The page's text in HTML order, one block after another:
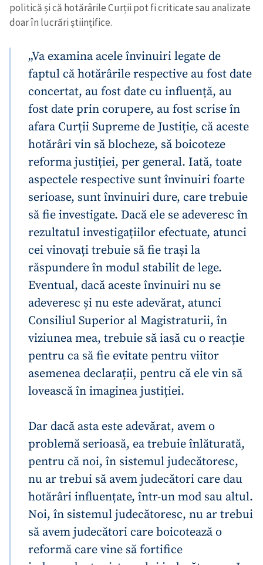
politică și că hotărârile Curții pot fi criticate sau analizate
doar în lucrări științifice.
„Va examina acele învinuiri legate de
faptul că hotărârile respective au fost date
concertat, au fost date cu influență, au
fost date prin corupere, au fost scrise în
afara Curții Supreme de Justiție, că aceste
hotărâri vin să blocheze, să boicoteze
reforma justiției, per general. Iată, toate
aspectele respective sunt învinuiri foarte
serioase, sunt învinuiri dure, care trebuie
să fie investigate. Dacă ele se adeveresc în
rezultatul investigațiilor efectuate, atunci
cei vinovați trebuie să fie trași la
răspundere în modul stabilit de lege.
Eventual, dacă aceste învinuiri nu se
adeveresc și nu este adevărat, atunci
Consiliul Superior al Magistraturii, în
viziunea mea, trebuie să iasă cu o reacție
pentru ca să fie evitate pentru viitor
asemenea declarații, pentru că ele vin să
lovească în imaginea justiției.
Dar dacă asta este adevărat, avem o
problemă serioasă, ea trebuie înlăturată,
pentru că noi, în sistemul judecătoresc,
nu ar trebui să avem judecători care dau
hotărâri influențate, într-un mod sau altul.
Noi, în sistemul judecătoresc, nu ar trebui
să avem judecători care boicotează o
reformă care vine să fortifice